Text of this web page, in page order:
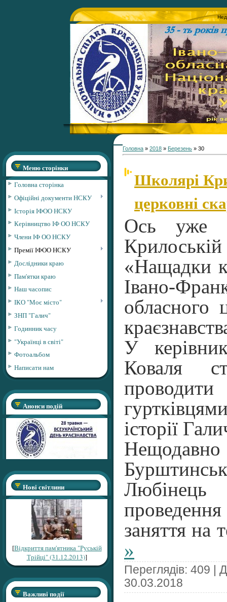
Меню сторінки
Головна сторінка
Офіційні документи НСКУ
Історія ІФОО НСКУ
Керівництво ІФ ОО НСКУ
Члени ІФ ОО НСКУ
Премії ІФОО НСКУ
Дослідники краю
Пам'ятки краю
Наш часопис
ІКО "Моє місто"
ЗНП "Галич"
Годинник часу
"Українці в світі"
Фотоальбом
Написати нам
Анонси подій
Нові світлини
[Відкриття пам'ятника "Руській
Трійці" (31.12.2013)]
Важливі події
Головна » 2018 » Березень » 30
Школярі
церковні
Ось уже
«Нащадки
Івано-
обласного
У
Коваля
історії
заняття на
»
Переглядів: 409 |
30.03.2018